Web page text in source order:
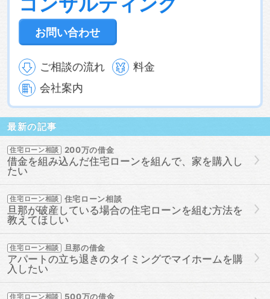
お問い合わせ
ご相談の流れ
料金
会社案内
最新の記事
住宅ローン相談 200万の借金
借金を組み込んだ住宅ローンを組んで、家を購入し
たい
住宅ローン相談 住宅ローン相談
旦那が破産している場合の住宅ローンを組む方法を
教えてほしい
住宅ローン相談 旦那の借金
アパートの立ち退きのタイミングでマイホームを購
入したい
住宅ローン相談 500万の借金